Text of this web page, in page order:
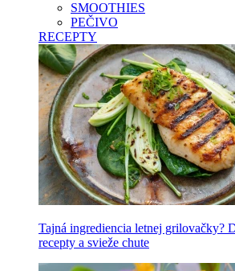
SMOOTHIES
PEČIVO
RECEPTY
Tajná ingrediencia letnej grilovačky?
recepty a svieže chute